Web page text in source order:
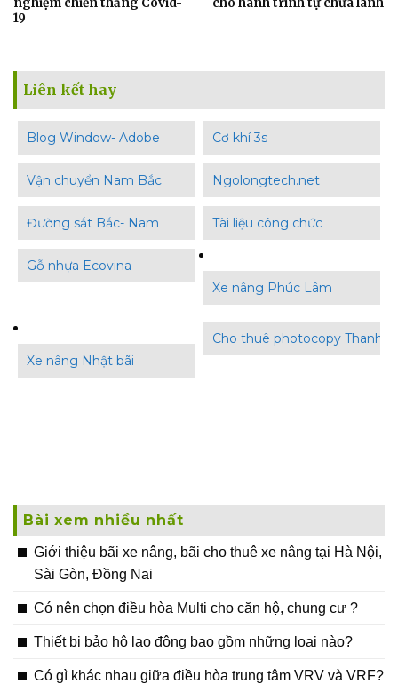
nghiệm chiến thắng Covid-
19
cho hành trình tự chữa lành
Liên kết hay
Blog Window- Adobe Cơ khí 3s
Vận chuyển Nam Bắc Ngolongtech.net
Đường sắt Bắc- Nam Tài liệu công chức
Gỗ nhựa Ecovina
Xe nâng Phúc Lâm
Xe nâng Nhật bãi
Cho thuê photocopy Thanh
Bài xem nhiều nhất
Giới thiệu bãi xe nâng, bãi cho thuê xe nâng tại Hà Nội,
Sài Gòn, Đồng Nai
Có nên chọn điều hòa Multi cho căn hộ, chung cư ?
Thiết bị bảo hộ lao động bao gồm những loại nào?
Có gì khác nhau giữa điều hòa trung tâm VRV và VRF?